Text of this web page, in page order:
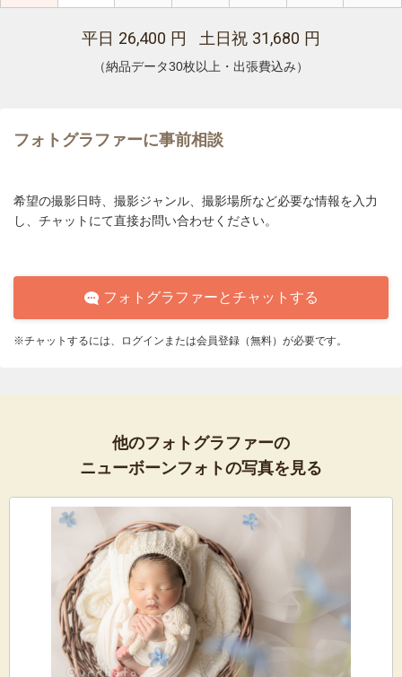
平日 26,400 円 土日祝 31,680 円
（納品データ30枚以上・出張費込み）
フォトグラファーに事前相談
希望の撮影日時、撮影ジャンル、撮影場所など必要な情報を入力
し、チャットにて直接お問い合わせください。
フォトグラファーとチャットする
※チャットするには、ログインまたは会員登録（無料）が必要です。
他のフォトグラファーの
ニューボーンフォトの写真を見る